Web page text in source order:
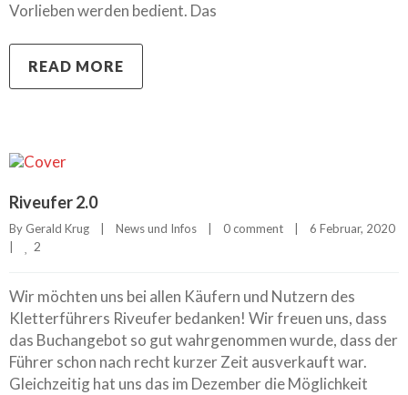
Vorlieben werden bedient. Das
READ MORE
Riveufer 2.0
By Gerald Krug News und Infos 0 comment
2
Wir möchten uns bei allen Käufern und Nutzern des
Kletterführers Riveufer bedanken! Wir freuen uns, dass
das Buchangebot so gut wahrgenommen wurde, dass der
Führer schon nach recht kurzer Zeit ausverkauft war.
Gleichzeitig hat uns das im Dezember die Möglichkeit